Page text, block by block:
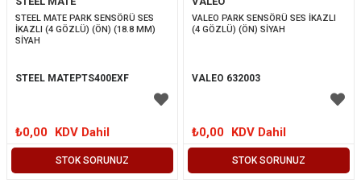
STOK SORUNUZ
STEEL MATE PARK SENSÖRÜ SES
İKAZLI (4 GÖZLÜ) (ÖN) (18.8 MM)
SİYAH
STEEL MATEPTS400EXF
₺0,00 KDV Dahil
STOK SORUNUZ
VALEO PARK SENSÖRÜ SES İKAZLI
(4 GÖZLÜ) (ÖN) SİYAH
VALEO 632003
₺0,00 KDV Dahil